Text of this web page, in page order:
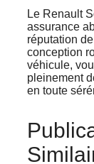
Le Renault
assurance
réputation
conception
véhicule,
pleinement
en toute